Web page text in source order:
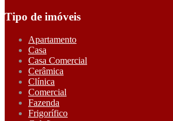
Tipo de imóveis
Apartamento
Casa
Casa Comercial
Cerâmica
Clínica
Comercial
Fazenda
Frigorífico